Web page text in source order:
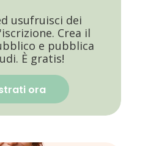
usufruisci dei
Crea il
e pubblica
È gratis!
ora